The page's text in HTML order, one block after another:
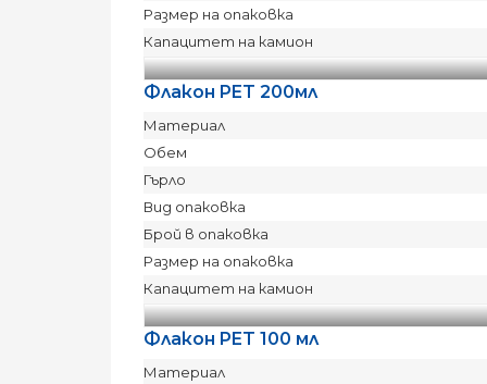
Размер на опаковка
Капацитет на камион
Флакон PET 200мл
Материал
Обем
Гърло
Вид опаковка
Брой в опаковка
Размер на опаковка
Капацитет на камион
Флакон PET 100 мл
Материал